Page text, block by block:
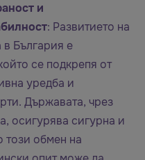
и
: Развитието на
България е
се подкрепя от
уредба и
Държавата, чрез
осигурява сигурна и
този обмен на